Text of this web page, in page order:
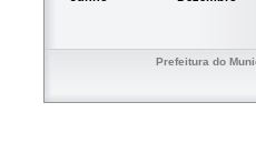
Prefeitura do